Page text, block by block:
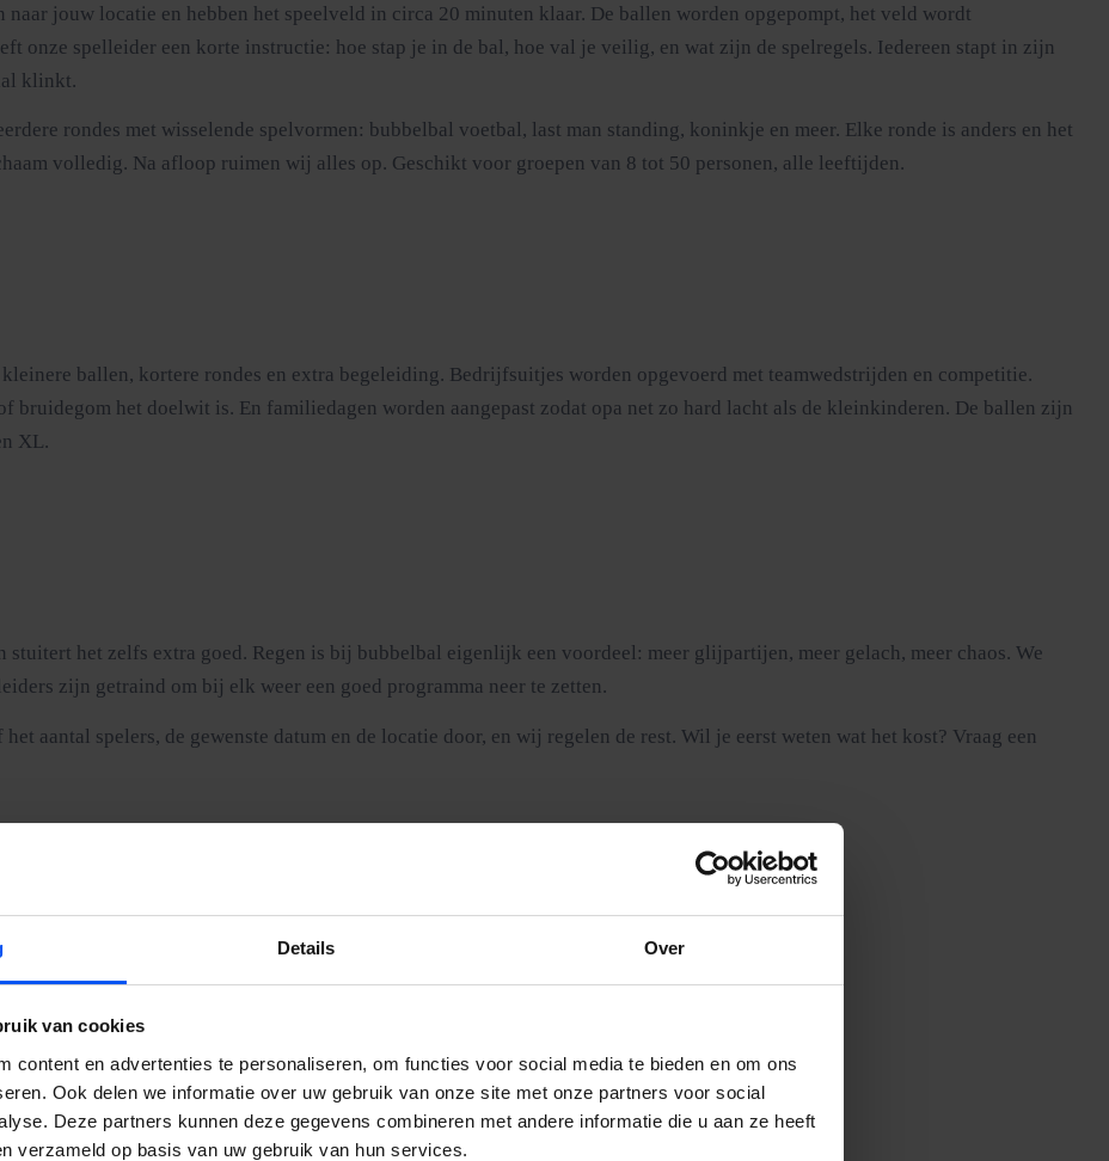
Details Over
van cookies
content en advertenties te personaliseren, om functies voor social media te bieden en om ons
Ook delen we informatie over uw gebruik van onze site met onze partners voor social
Deze partners kunnen deze gegevens combineren met andere informatie die u aan ze heeft
verzameld op basis van uw gebruik van hun services.
jouw locatie en hebben het speelveld in circa 20 minuten klaar. De ballen worden opgepompt, het veld wordt
onze spelleider een korte instructie: hoe stap je in de bal, hoe val je veilig, en wat zijn de spelregels. Iedereen stapt in zijn
klinkt.
rondes met wisselende spelvormen: bubbelbal voetbal, last man standing, koninkje en meer. Elke ronde is anders en het
volledig. Na afloop ruimen wij alles op. Geschikt voor groepen van 8 tot 50 personen, alle leeftijden.
ballen, kortere rondes en extra begeleiding. Bedrijfsuitjes worden opgevoerd met teamwedstrijden en competitie.
het doelwit is. En familiedagen worden aangepast zodat opa net zo hard lacht als de kleinkinderen. De ballen zijn
XL.
het zelfs extra goed. Regen is bij bubbelbal eigenlijk een voordeel: meer glijpartijen, meer gelach, meer chaos. We
zijn getraind om bij elk weer een goed programma neer te zetten.
aantal spelers, de gewenste datum en de locatie door, en wij regelen de rest. Wil je eerst weten wat het kost? Vraag een
Je valt zacht en stuitert terug. Het voelt eerder als lachen dan als pijn.
op voor een offerte, je hoort binnen 24 uur.